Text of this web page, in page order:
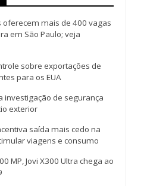
oferecem mais de 400 vagas
em São Paulo; veja
sobre exportações de
para os EUA
investigação de segurança
exterior
saída mais cedo na
viagens e consumo
MP, Jovi X300 Ultra chega ao